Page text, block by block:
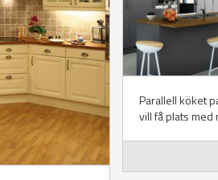
Parallell köket
vill få plats med